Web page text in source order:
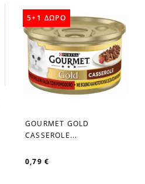
favorite_border
GOURMET GOLD
CASSEROLE...
0,79 €
5+1 ΔΩΡΟ